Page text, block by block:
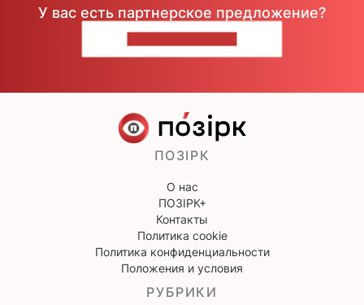
У вас есть партнерское предложение?
ПОЗІРК
О нас
ПОЗІРК+
Контакты
Политика cookie
Политика конфиденциальности
Положения и условия
РУБРИКИ